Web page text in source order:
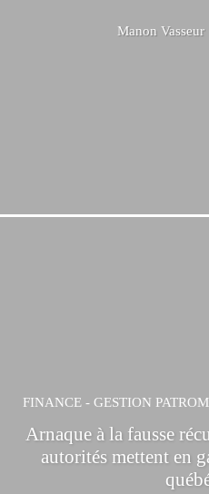
Manon Vasseur
FINANCE - GESTION
Arnaque à la fausse
autorités mettent en